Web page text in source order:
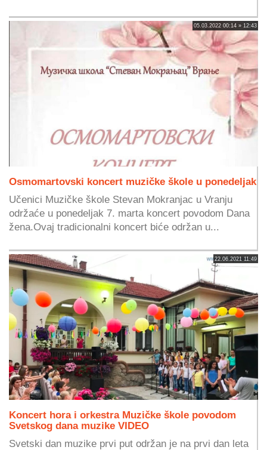
05.03.2022 00:14 » 12:43
Osmomartovski koncert muzičke škole u ponedeljak
Učenici Muzičke škole Stevan Mokranjac u Vranju
održaće u ponedeljak 7. marta koncert povodom Dana
žena.Ovaj tradicionalni koncert biće održan u...
22.06.2021 11:49
Koncert hora i orkestra Muzičke škole povodom
Svetskog dana muzike VIDEO
Svetski dan muzike prvi put održan je na prvi dan leta